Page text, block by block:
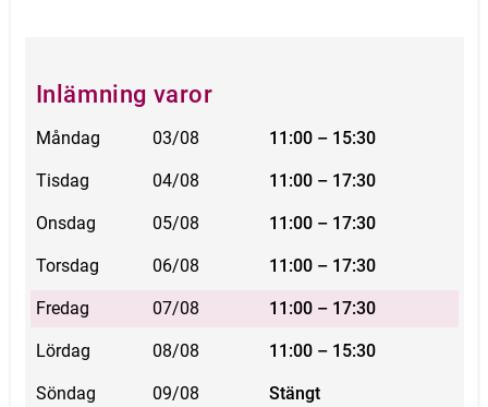
Inlämning varor
Måndag 03/08 11:00 – 15:30
Tisdag 04/08 11:00 – 17:30
Onsdag 05/08 11:00 – 17:30
Torsdag 06/08 11:00 – 17:30
Fredag 07/08 11:00 – 17:30
Lördag 08/08 11:00 – 15:30
Söndag 09/08 Stängt